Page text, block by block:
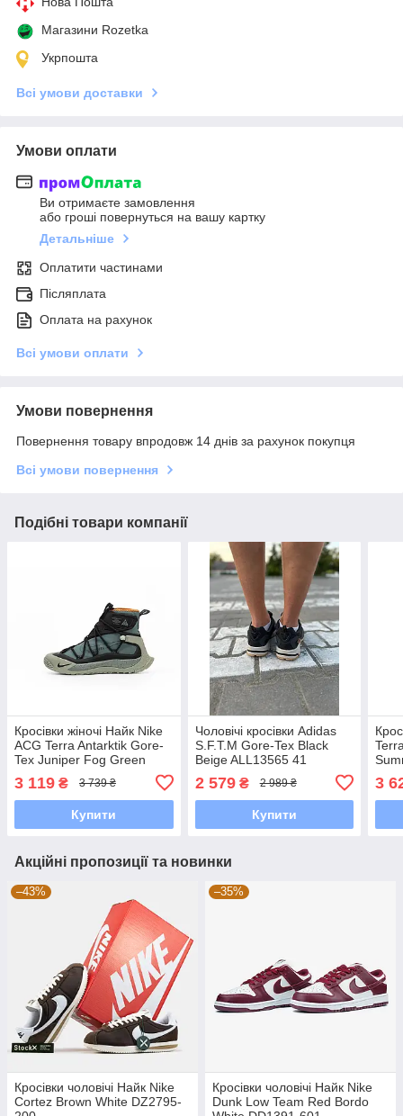
Магазини Rozetka
Укрпошта
Всі умови доставки
Умови оплати
Ви отримаєте замовлення
або гроші повернуться на вашу картку
Детальніше
Оплатити частинами
Післяплата
Оплата на рахунок
Всі умови оплати
Умови повернення
Повернення товару впродовж 14 днів за рахунок покупця
Всі умови повернення
Подібні товари компанії
Кросівки жіночі Найк Nike
ACG Terra Antarktik Gore-
Tex Juniper Fog Green
3 119 ₴ 3 739 ₴
Купити
Чоловічі кросівки Adidas
S.F.T.M Gore-Tex Black
Beige ALL13565 41
Кросівки, Багатошарова,
Так, Так, Шнурівка, Плоска
підошва,
2 579₴ 2 989 ₴
Купити
3
Акційні пропозиції та новинки
–43%
Кросівки чоловічі Найк Nike
Cortez Brown White DZ2795-
–35%
Кросівки чоловічі Найк Nike
Dunk Low Team Red Bordo